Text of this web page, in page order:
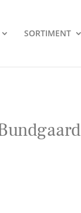
SORTIMENT